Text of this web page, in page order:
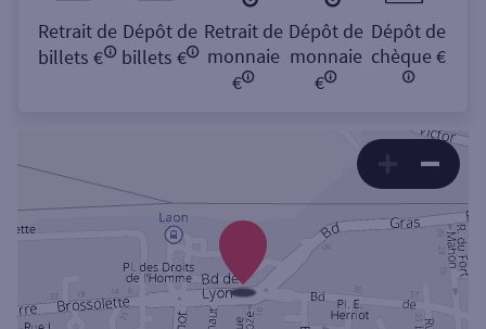
Retrait de
billets €
Dépôt de
billets €
Retrait de
monnaie
€
Dépôt de
monnaie
€
Dépôt de
chèque €